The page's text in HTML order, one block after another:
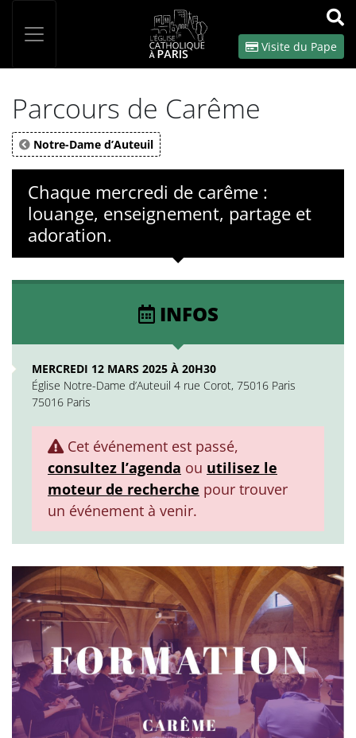
OK
Visite du Pape
Parcours de Carême
Notre-Dame d’Auteuil
Chaque mercredi de carême :
louange, enseignement, partage et
adoration.
INFOS
MERCREDI 12 MARS 2025 À 20H30
Église Notre-Dame d’Auteuil 4 rue Corot, 75016 Paris
75016 Paris
Cet événement est passé,
consultez l’agenda ou utilisez le
moteur de recherche pour trouver
un événement à venir.
Panneau de gestion des cookies